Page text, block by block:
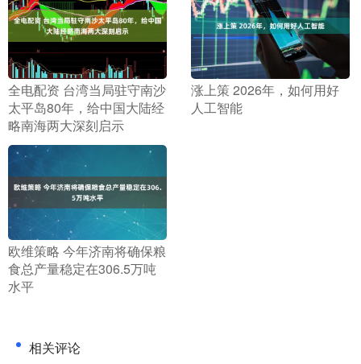
​全电配资 台湾当局驻守南沙
太平岛80年，给中国大陆经
略南海两大深刻启示
​涨上策 2026年，如何用好
人工智能
​欧维策略 今年济南将确保粮
食总产量稳定在306.5万吨
水平
相关评论